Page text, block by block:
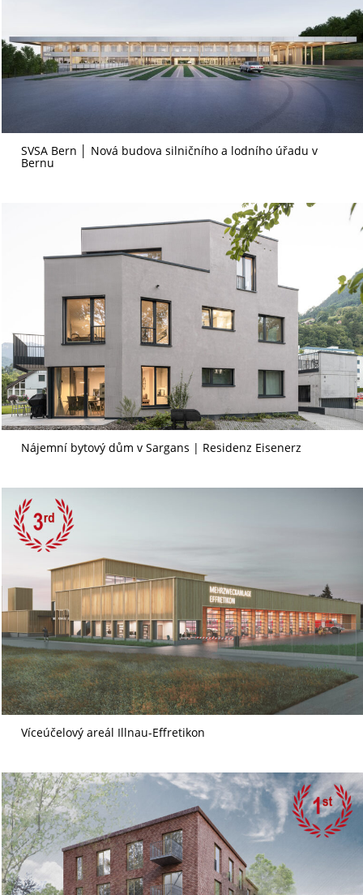
SVSA Bern │ Nová budova silničního a lodního úřadu v
Bernu
Nájemní bytový dům v Sargans | Residenz Eisenerz
Víceúčelový areál Illnau-Effretikon